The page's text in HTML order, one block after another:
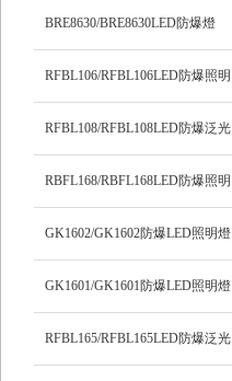
(tái)燈
BRE8630/BRE8630LED防爆燈
RFBL106/RFBL106LED防爆照明
燈
RFBL108/RFBL108LED防爆泛光
燈
RBFL168/RBFL168LED防爆照明
燈
GK1602/GK1602防爆LED照明燈
GK1601/GK1601防爆LED照明燈
RFBL165/RFBL165LED防爆泛光